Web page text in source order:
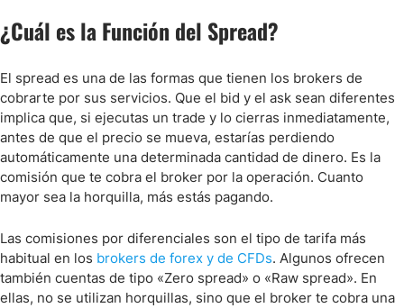
¿Cuál es la Función del Spread?
El spread es una de las formas que tienen los brokers de
cobrarte por sus servicios. Que el bid y el ask sean diferentes
implica que, si ejecutas un trade y lo cierras inmediatamente,
antes de que el precio se mueva, estarías perdiendo
automáticamente una determinada cantidad de dinero. Es la
comisión que te cobra el broker por la operación. Cuanto
mayor sea la horquilla, más estás pagando.
Las comisiones por diferenciales son el tipo de tarifa más
habitual en los brokers de forex y de CFDs. Algunos ofrecen
también cuentas de tipo «Zero spread» o «Raw spread». En
ellas, no se utilizan horquillas, sino que el broker te cobra una